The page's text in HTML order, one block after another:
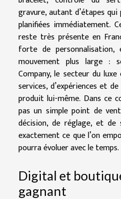
gravure, autant d’étapes
planifiées immédiatement.
reste très présente en
forte de
mouvement plus large :
Company, le secteur du
services, d’expériences et
produit lui-même. Dans ce
pas un simple point de
décision, de réglage, et de
exactement ce que l’on
pourra évoluer avec le temps.
Digital et
gagnant